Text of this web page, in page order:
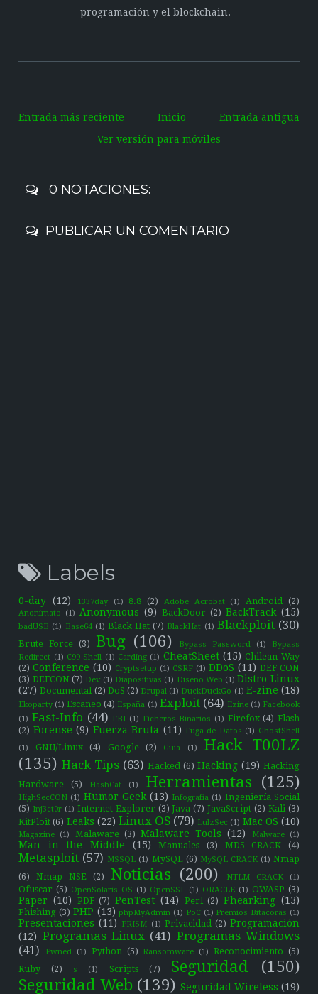
programación y el blockchain.
Entrada más reciente Entrada antigua
Inicio
Ver versión para móviles
0 NOTACIONES:
PUBLICAR UN COMENTARIO
Labels
0-day (12) 1337day (1) 8.8 (2) Adobe Acrobat (1) Android (2)
Anonimato (1) Anonymous (9) BackDoor (2) BackTrack (15)
badUSB (1) Base64 (1) Black Hat (7) BlackHat (1) Blackploit (30)
Brute Force (3) Bug (106) Bypass Password (1)
Bypass
Redirect (1) C99 Shell (1) Carding (1) CheatSheet (15) Chilean Way
(2) Conference (10) Cryptsetup (1) CSRF (1) DDoS (11) DEF CON
(3) DEFCON (7) Dev (1) Diapositivas (1) Diseño Web (1) Distro Linux
(27) Documental (2) DoS (2) Drupal (1) DuckDuckGo (1) E-zine (18)
Ekoparty (1) Escaneo (4) España (1) Exploit (64) Ezine (1) Facebook
(1) Fast-Info (44) FBI (1) Ficheros Binarios (1) Firefox (4) Flash
(2) Forense (9) Fuerza Bruta (11) Fuga de Datos (1) GhostShell
(1)
GNU/Linux (4) Google (2) Guía (1)
Hack T00LZ
(135) Hack Tips (63) Hacked (6) Hacking (19) Hacking
Hardware
(5) HashCat (1) Herramientas (125)
HighSecCON (1) Humor Geek (13) Infografía (1) Ingeniería Social
(5) Inj3ct0r (1) Internet Explorer (3) Java (7) JavaScript (2) Kali (3)
KitPloit (6) Leaks (22) Linux OS (79) LulzSec (1) Mac OS (10)
Magazine (1) Malaware (3) Malaware Tools (12) Malware (1)
Man in the Middle (15) Manuales (3) MD5 CRACK (4)
Metasploit (57) MSSQL (1) MySQL (6) MySQL CRACK (1) Nmap
(6)
Nmap NSE (2) Noticias (200) NTLM CRACK (1)
Ofuscar (5) OpenSolaris OS (1) OpenSSL (1) ORACLE (1) OWASP (3)
Paper (10) PDF (7) PenTest (14) Perl (2) Phearking (13)
Phishing (3) PHP (13) phpMyAdmin (1) PoC (1) Premios Bitacoras (1)
Presentaciones (11) PRISM (1) Privacidad (2) Programación
(12) Programas Linux (41) Programas Windows
(41)
Pwned (1) Python (5) Ransomware (1) Reconocimiento (5)
Ruby
(2) s (1) Scripts (7) Seguridad
(150)
Seguridad Web (139) Seguridad Wireless (19)